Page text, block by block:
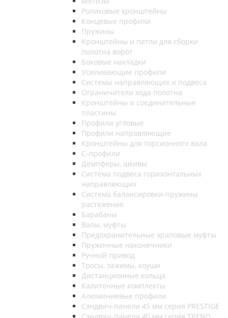
Роликовые кронштейны
Концевые профили
Пружины
Кронштейны и петли для сборки
полотна ворот
Боковые накладки
Усиливающие профили
Системы направляющих и подвеса
Ограничители хода полотна
Кронштейны и соединительные
пластины
Профили угловые
Профили направляющие
Кронштейны для торсионного вала
С-профили
Демпферы, шкивы
Система подвеса горизонтальных
направляющих
Система балансировки-пружины
растяжения
Барабаны
Валы, муфты
Предохранительные храповые муфты
Пружинные наконечники
Ручной привод
Тросы, зажимы, коуши
Дистанционные кольца
Калиточные комплекты
Алюминиевые профили
Сэндвич-панели 45 мм серия PRESTIGE
Сэндвич-панели 40 мм серия TREND